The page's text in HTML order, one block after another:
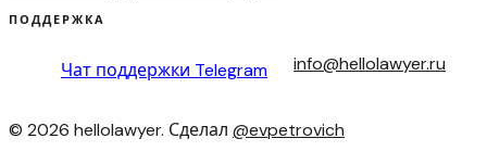
ПОДДЕРЖКА
Чат поддержки Telegram info@hellolawyer.ru
© 2026 hellolawyer. Сделал @evpetrovich